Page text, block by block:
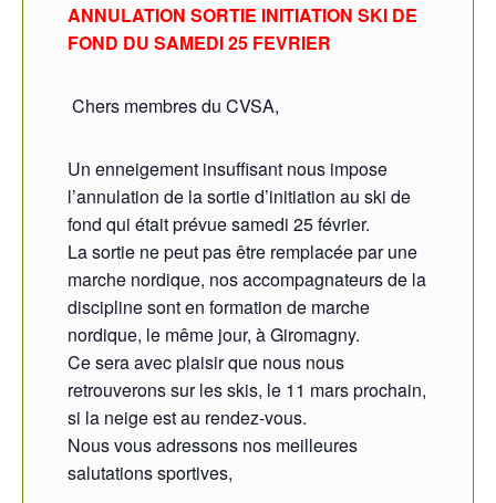
ANNULATION SORTIE INITIATION SKI DE
FOND DU SAMEDI 25 FEVRIER
Chers membres du CVSA,
Un enneigement insuffisant nous impose
l’annulation de la sortie d’initiation au ski de
fond qui était prévue samedi 25 février.
La sortie ne peut pas être remplacée par une
marche nordique, nos accompagnateurs de la
discipline sont en formation de marche
nordique, le même jour, à Giromagny.
Ce sera avec plaisir que nous nous
retrouverons sur les skis, le 11 mars prochain,
si la neige est au rendez-vous.
Nous vous adressons nos meilleures
salutations sportives,